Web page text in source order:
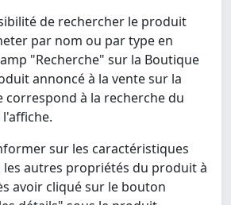
de rechercher le produit
par nom ou par type en
"Recherche" sur la Boutique
annoncé à la vente sur la
correspond à la recherche du
sur les caractéristiques
les autres propriétés du produit à
avoir cliqué sur le bouton